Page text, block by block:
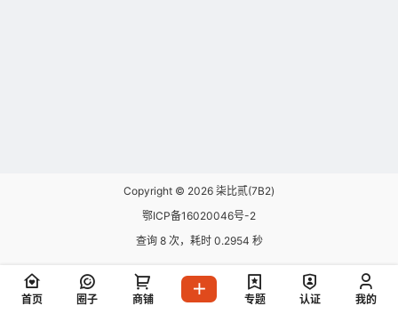
Copyright © 2026 柒比贰(7B2)
鄂ICP备16020046号-2
查询 8 次，耗时 0.2954 秒
首页 圈子 商铺 专题 认证 我的